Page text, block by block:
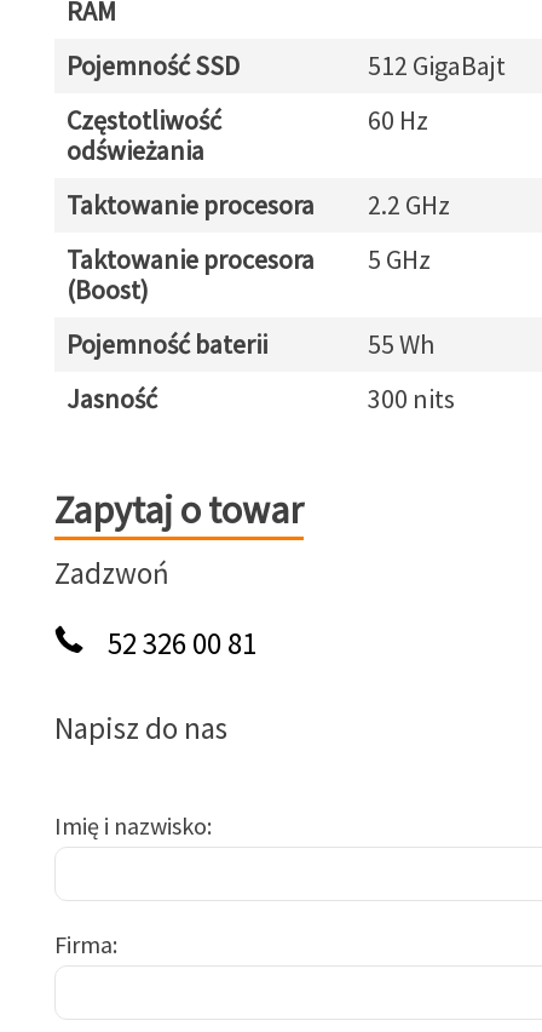
RAM
Pojemność SSD
512 GigaBajt
Częstotliwość
odświeżania
60 Hz
Taktowanie procesora
2.2 GHz
Taktowanie procesora
(Boost)
5 GHz
Pojemność baterii
55 Wh
Jasność
300 nits
Zapytaj o towar
Zapytaj o towar
Zadzwoń
52 326 00 81
Napisz do nas
Imię i nazwisko
Firma